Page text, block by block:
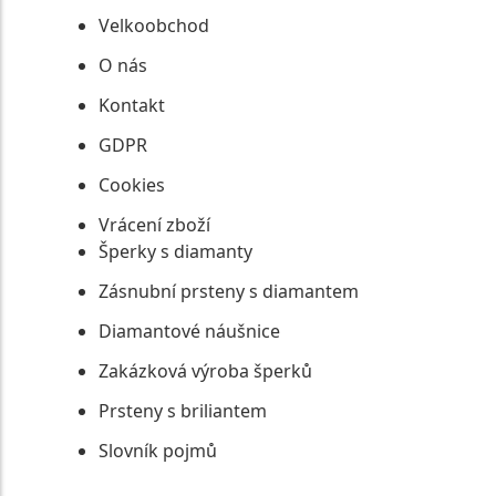
Velkoobchod
O nás
Kontakt
GDPR
Cookies
Vrácení zboží
Šperky s diamanty
Zásnubní prsteny s diamantem
Diamantové náušnice
Zakázková výroba šperků
Prsteny s briliantem
Slovník pojmů